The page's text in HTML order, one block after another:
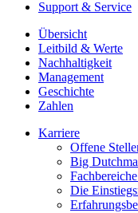
Support & Service
Übersicht
Leitbild & Werte
Nachhaltigkeit
Management
Geschichte
Zahlen
Karriere
Offene
Big
Die